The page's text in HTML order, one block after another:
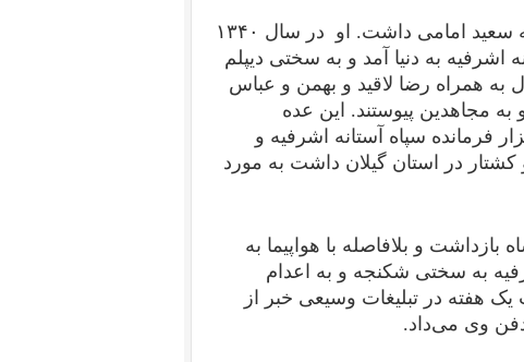
«مسعود دلیلی داخل» نیز به نوعی سرنوشتی مشابه سعید امامی داشت. او در سال ۱۳۴۰
اشرفیه به دنیا آمد و به سختی دیپلم
از یک سال به همراه رضا لاقید و بهمن و عباس
به مجاهدین پیوستند. این عده
فرمانده سپاه آستانه اشرفیه و
در استان گیلان داشت به مورد
در سال ۱۳۶۲، در کرمانشاه بازداشت و بلافاصله با هواپیما به
به سختی شکنجه و به اعدام
هفته در تبلیغات وسیعی خبر از
دفن وی می‌داد.